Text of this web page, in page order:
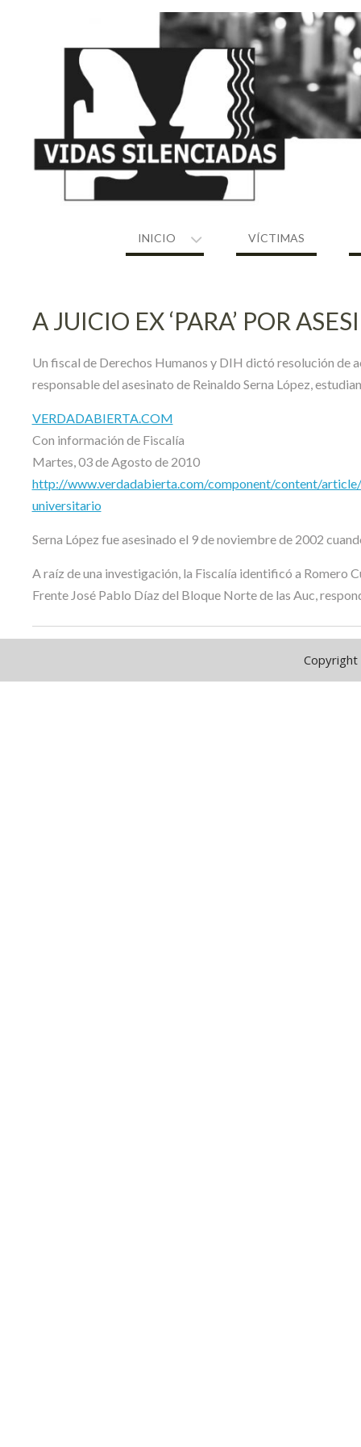
INICIO VÍCTIMAS
A JUICIO EX ‘PARA’ POR
Un fiscal de Derechos Humanos y DIH dictó resolución de
responsable del asesinato de Reinaldo Serna López,
VERDADABIERTA.COM
Con información de Fiscalía
Martes, 03 de Agosto de 2010
http://www.verdadabierta.com/component/content/
universitario
Serna López fue asesinado el 9 de noviembre de 2002
A raíz de una investigación, la Fiscalía identificó a Romero
Frente José Pablo Díaz del Bloque Norte de las Auc,
Copyright